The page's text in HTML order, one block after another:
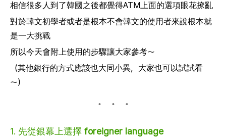
相信很多人到了韓國之後都覺得ATM上面的選項眼花撩亂
對於韓文初學者或者是根本不會韓文的使用者來說根本就
是一大挑戰
所以今天會附上使用的步驟讓大家參考～
（其他銀行的方式應該也大同小異，大家也可以試試看
～）
1. 先從銀幕上選擇 foreigner language